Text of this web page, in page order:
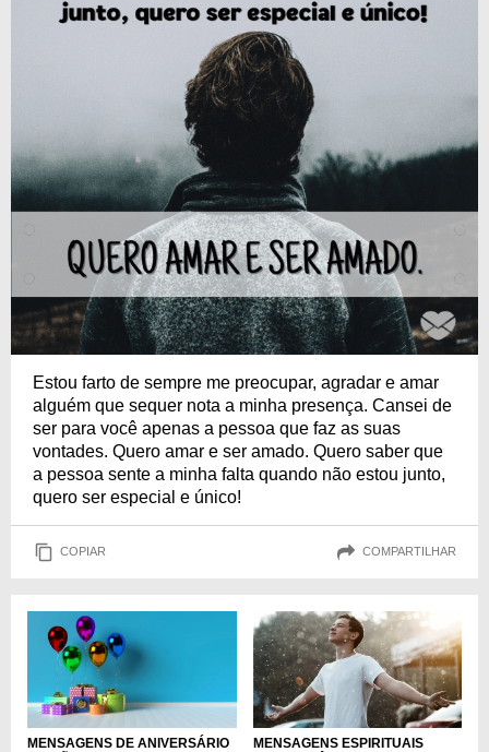
Estou farto de sempre me preocupar, agradar e amar
alguém que sequer nota a minha presença. Cansei de
ser para você apenas a pessoa que faz as suas
vontades. Quero amar e ser amado. Quero saber que
a pessoa sente a minha falta quando não estou junto,
quero ser especial e único!
COPIAR COMPARTILHAR
MENSAGENS DE ANIVERSÁRIO
MENSAGENS ESPIRITUAIS